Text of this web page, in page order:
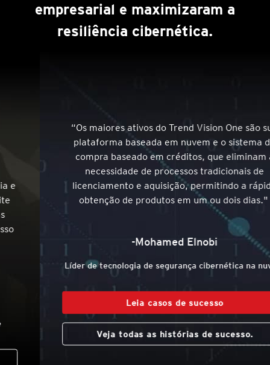
empresarial e maximizaram a
resiliência cibernética.
“Os maiores ativos do Trend Vision One são sua
plataforma baseada em nuvem e o sistema de
compra baseado em créditos, que eliminam a
necessidade de processos tradicionais de
licenciamento e aquisição, permitindo a rápida
obtenção de produtos em um ou dois dias."
-Mohamed Elnobi
Líder de tecnologia de segurança cibernética na nuvem
Leia casos de sucesso
Veja todas as histórias de sucesso.